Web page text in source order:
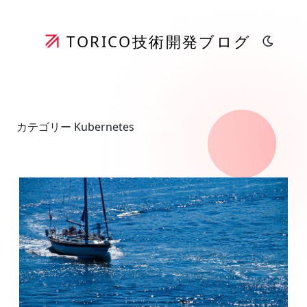
TORICO技術開発ブログ
カテゴリー Kubernetes